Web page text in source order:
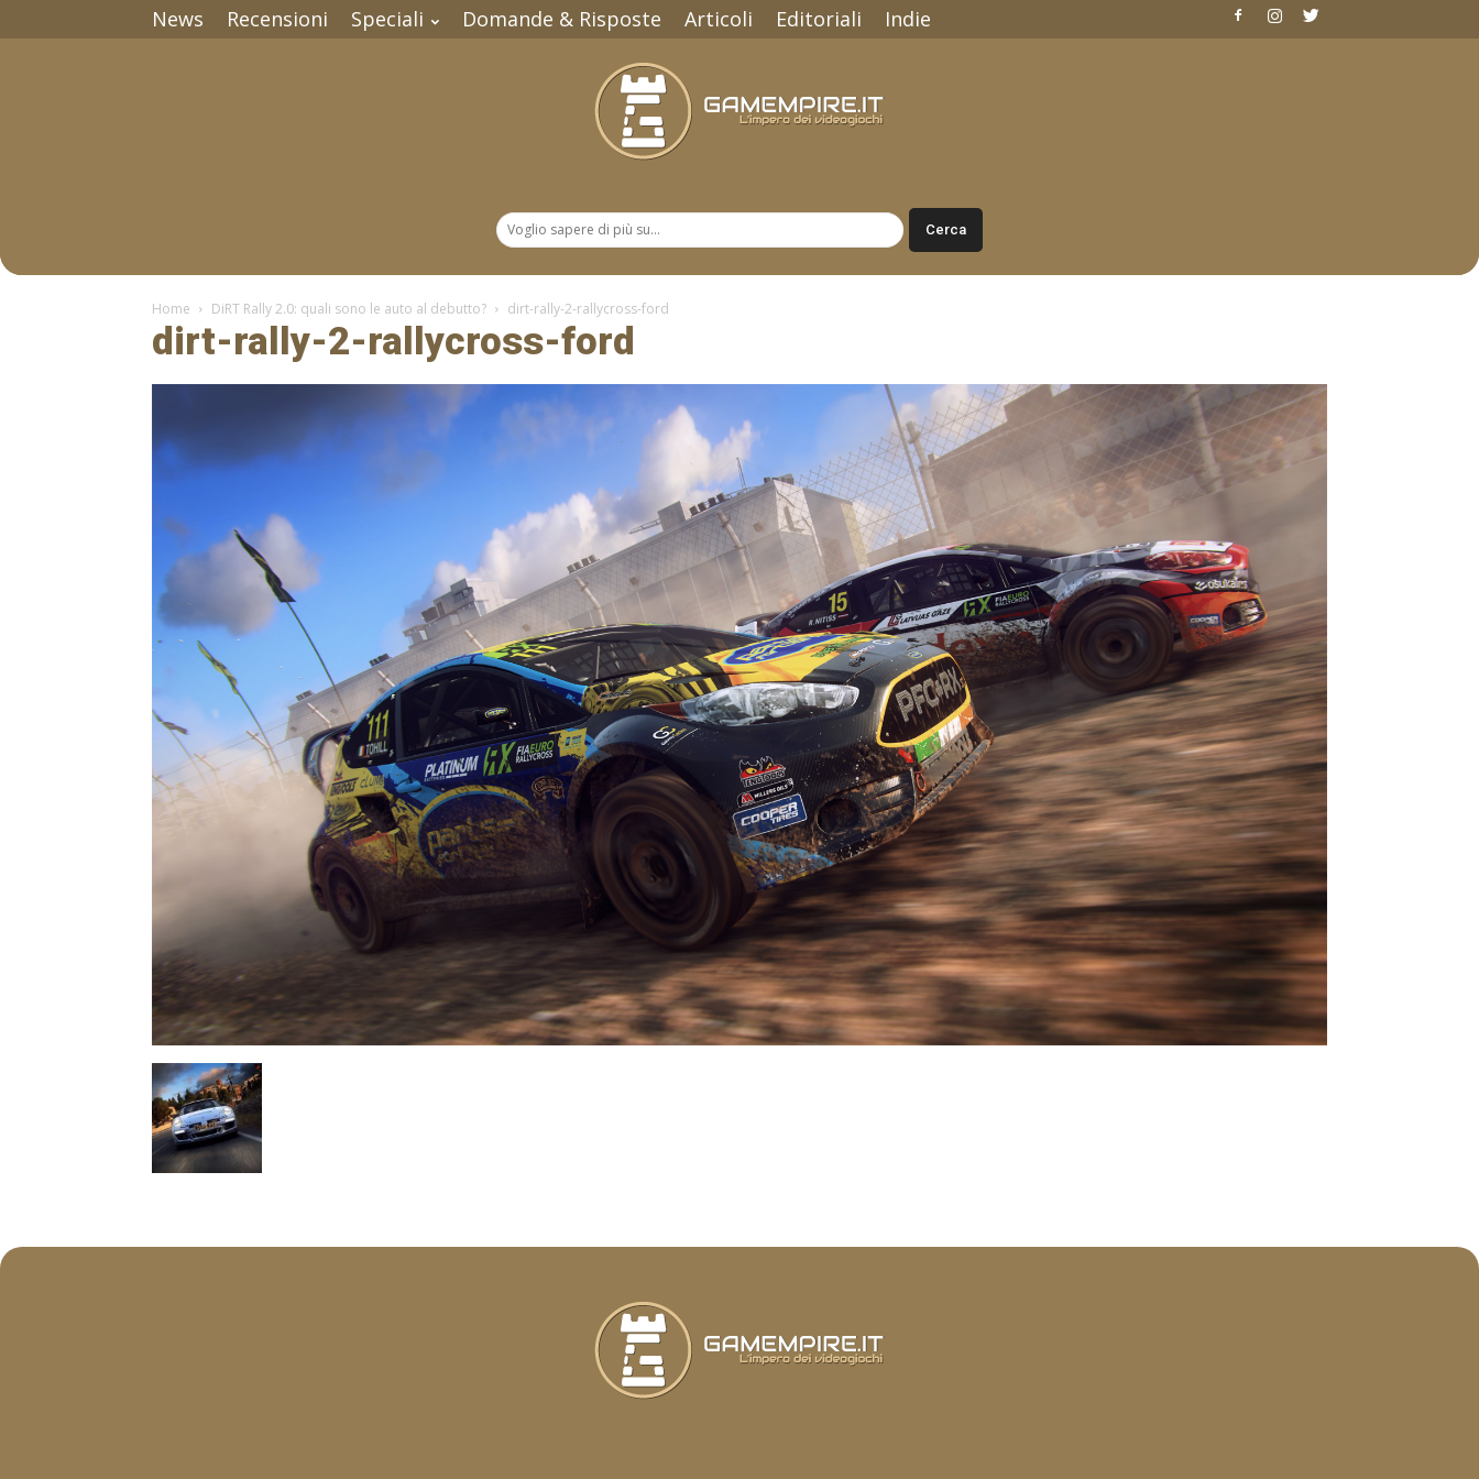
News Recensioni Speciali Domande & Risposte Articoli Editoriali Indie
Home DiRT Rally 2.0: quali sono le auto al debutto? dirt-rally-2-rallycross-ford
dirt-rally-2-rallycross-ford